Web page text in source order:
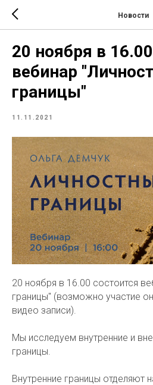
Новости
20 ноября в
вебинар
границы"
11.11.2021
20 ноября в 16.00 состоится
границы" (возможно участие
видео записи).
Мы исследуем внутренние и
границы.
Внутренние границы отделяют